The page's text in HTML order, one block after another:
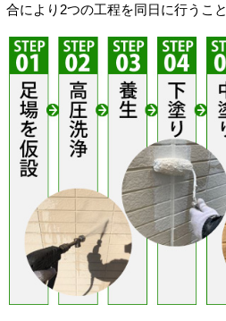
合により2つの工程を同日に行うこ